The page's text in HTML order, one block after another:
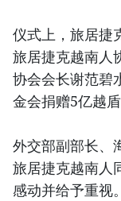
仪式上，旅居捷
旅居捷克越南人
协会会长谢范碧
金会捐赠5亿越盾
外交部副部长、
旅居捷克越南人
感动并给予重视